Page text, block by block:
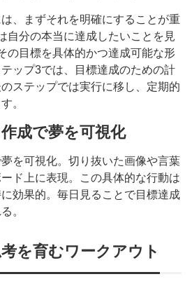
、まずそれを明確にすることが重
自分の本当に達成したいことを見
の目標を具体的かつ達成可能な形
ップ3では、目標達成のための計
ステップでは実行に移し、定期的
。
成で夢を可視化
を可視化。切り抜いた画像や言葉
ド上に表現。この具体的な行動は
効果的。毎日見ることで目標達成
。
を育むワークアウト